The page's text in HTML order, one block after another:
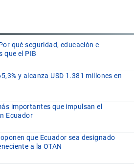
qué seguridad, educación e
que el PIB
y alcanza USD 1.381 millones en
importantes que impulsan el
Ecuador
que Ecuador sea designado
a la OTAN